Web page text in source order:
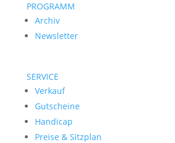
PROGRAMM
Archiv
Newsletter
SERVICE
Verkauf
Gutscheine
Handicap
Preise & Sitzplan